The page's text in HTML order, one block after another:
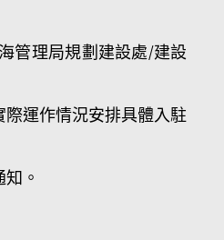
管理局規劃建設處/建設
際運作情況安排具體入駐
。